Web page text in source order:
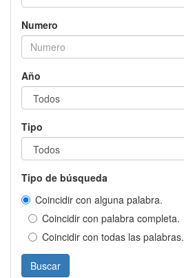
Numero
Año
Tipo
Tipo de búsqueda
Coincidir con alguna palabra.
Coincidir con palabra completa.
Coincidir con todas las palabras.
Buscar